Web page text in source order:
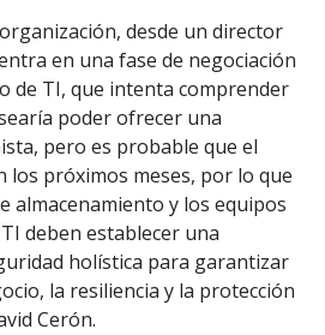
desde un director
en una fase de negociación
de TI, que intenta comprender
poder ofrecer una
pero es probable que el
los próximos meses, por lo que
almacenamiento y los equipos
deben establecer una
holística para garantizar
la resiliencia y la protección
Cerón.